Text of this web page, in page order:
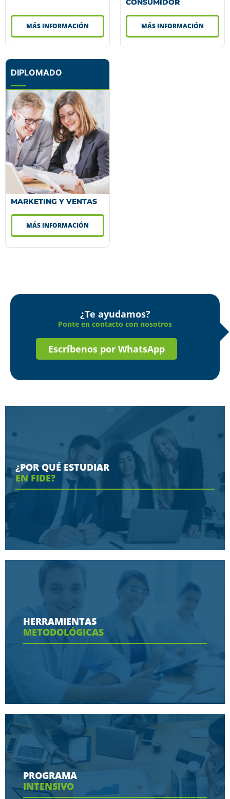
MÁS INFORMACIÓN
CONSUMIDOR
MÁS INFORMACIÓN
DIPLOMADO
MARKETING Y VENTAS
MÁS INFORMACIÓN
¿Te ayudamos?
Ponte en contacto con nosotros
Escríbenos por WhatsApp
¿POR QUÉ ESTUDIAR
EN FIDE?
Conoce aquí las razones porque nos eligen
Ver más
HERRAMIENTAS
METODOLÓGICAS
Conoce aquí las herramientas con las que
contaras en tu programa
Ver más
PROGRAMA
INTENSIVO